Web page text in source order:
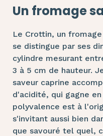
Un fromage
Le Crottin, un
se distingue par ses
cylindre mesurant
3 à 5 cm de hauteur.
saveur caprine
d'acidité, qui gagne
polyvalence est à
s'invitant aussi bien
que savouré tel quel,